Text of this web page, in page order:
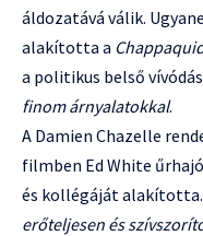
áldozatává válik.
alakította a
a politikus belső
finom árnyalatokkal.
A Damien Chazelle
filmben Ed White
és kollégáját
erőteljesen és